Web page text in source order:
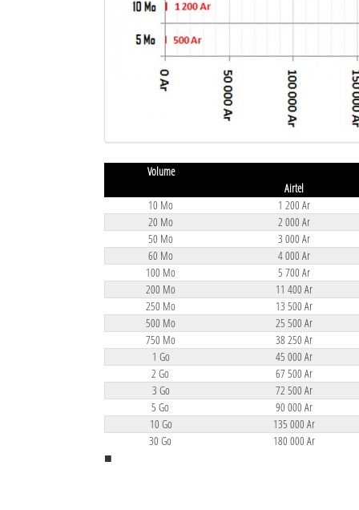
Volume
Airtel
10 Mo
1 200 Ar
20 Mo
2 000 Ar
50 Mo
3 000 Ar
60 Mo
4 000 Ar
100 Mo
5 700 Ar
200 Mo
11 400 Ar
250 Mo
13 500 Ar
500 Mo
25 500 Ar
750 Mo
38 250 Ar
1 Go
45 000 Ar
2 Go
67 500 Ar
3 Go
72 500 Ar
5 Go
90 000 Ar
10 Go
135 000 Ar
30 Go
180 000 Ar
■